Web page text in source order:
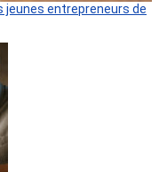
jeunes entrepreneurs de